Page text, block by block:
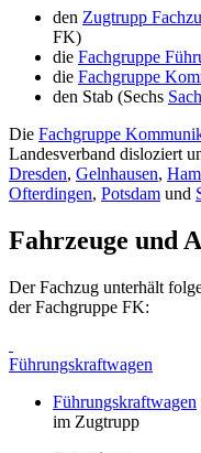
den Zugtrupp
FK)
die Fachgruppe
die Fachgruppe
den Stab (Sechs
Die Fachgruppe
Landesverband disloziert
Dresden, Gelnhausen,
Ofterdingen, Potsdam und
Fahrzeuge und
Der Fachzug unterhält
der Fachgruppe FK:
Führungskraftwagen
Führungskraftwagen
im Zugtrupp